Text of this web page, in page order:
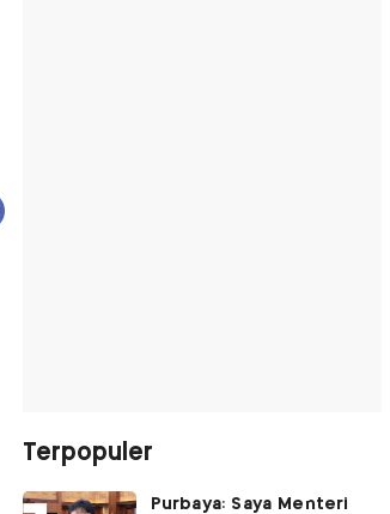
Terpopuler
Purbaya: Saya Menteri